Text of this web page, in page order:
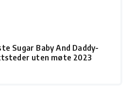
Sugar Baby And Daddy-
uten møte 2023